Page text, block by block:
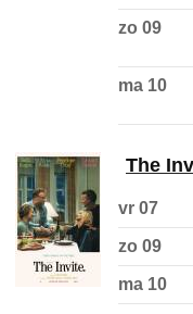
zo 09
ma 10
The
vr 07
zo 09
ma 10